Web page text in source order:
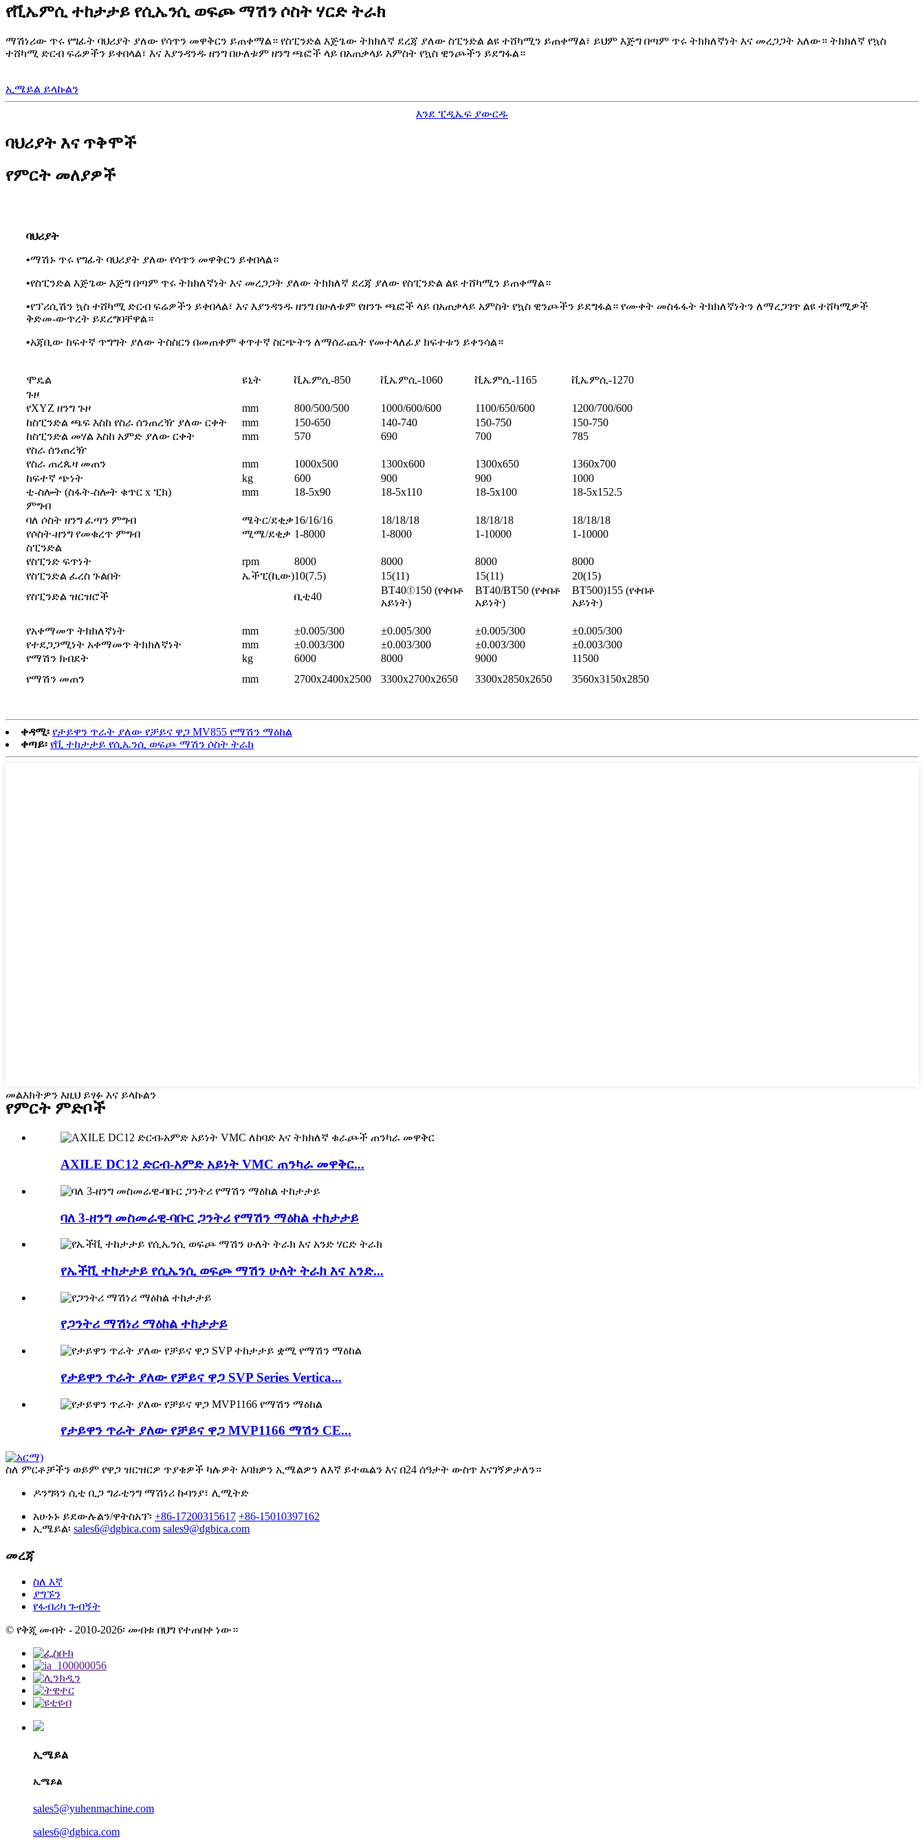
የቪኤምሲ ተከታታይ የሲኤንሲ ወፍጮ ማሽን ሶስት ሃርድ ትራክ
ማሽነሪው ጥሩ የግፊት ባህሪያት ያለው የሳጥን መዋቅርን ይጠቀማል። የስፒንድል እጅጌው ትክክለኛ ደረጃ ያለው ስፒንድል ልዩ ተሸካሚን ይጠቀማል፣ ይህም እጅግ በጣም ጥሩ ትክክለኛነት እና መረጋጋት አለው። ትክክለኛ የኳስ
ተሸካሚ ድርብ ፍሬዎችን ይቀበላል፣ እና እያንዳንዱ ዘንግ በሁለቱም ዘንግ ጫፎች ላይ በአጠቃላይ አምስት የኳስ ዊንጮችን ይደግፋል።
ኢሜይል ይላኩልን
እንደ ፒዲኤፍ ያውርዱ
ባህሪያት እና ጥቅሞች
የምርት መለያዎች
ባህሪያት
•ማሽኑ ጥሩ የግፊት ባህሪያት ያለው የሳጥን መዋቅርን ይቀበላል።
•የስፒንድል እጅጌው እጅግ በጣም ጥሩ ትክክለኛነት እና መረጋጋት ያለው ትክክለኛ ደረጃ ያለው የስፒንድል ልዩ ተሸካሚን ይጠቀማል።
•የፕሪሲሽን ኳስ ተሸካሚ ድርብ ፍሬዎችን ይቀበላል፣ እና እያንዳንዱ ዘንግ በሁለቱም የዘንጉ ጫፎች ላይ በአጠቃላይ አምስት የኳስ ዊንጮችን ይደግፋል። የሙቀት መስፋፋት ትክክለኛነትን ለማረጋገጥ ልዩ ተሸካሚዎች
ቅድመ-ውጥረት ይደረግባቸዋል።
•አጃቢው ከፍተኛ ጥግግት ያለው ትስስርን በመጠቀም ቀጥተኛ ስርጭትን ለማሰራጨት የመተላለፊያ ክፍተቱን ይቀንሳል።
ሞዴል ዩኒት ቪኤምሲ-850 ቪኤምሲ-1060 ቪኤምሲ-1165
ቪኤምሲ-1270
ጉዞ
የXYZ ዘንግ ጉዞ
mm 800/500/500 1000/600/600 1100/650/600
1200/700/600
ከስፒንድል ጫፍ እስከ የስራ ሰንጠረዥ ያለው ርቀት
mm 150-650 140-740 150-750
150-750
ከስፒንድል መሃል እስከ አምድ ያለው ርቀት
mm 570 690 700
785
የስራ ሰንጠረዥ
የስራ ጠረጴዛ መጠን
mm 1000x500 1300x600 1300x650
1360x700
ከፍተኛ ጭነት
kg 600 900 900
1000
ቲ-ስሎት (ስፋት-ስሎት ቁጥር x ፒክ)
mm 18-5x90 18-5x110 18-5x100
18-5x152.5
ምግብ
ባለ ሶስት ዘንግ ፈጣን ምግብ
ሜትር/ደቂቃ16/16/16 18/18/18 18/18/18
18/18/18
የሶስት-ዘንግ የመቁረጥ ምግብ
ሚሜ/ደቂቃ 1-8000 1-8000 1-10000
1-10000
ስፒንድል
የስፒንድ ፍጥነት
rpm 8000 8000 8000
8000
የስፒንድል ፈረስ ጉልበት
ኤችፒ(ኪው)10(7.5) 15(11) 15(11)
20(15)
የስፒንድል ዝርዝሮች
ቢቲ40
BT40①150 (የቀበቶ
አይነት)
BT40/BT50 (የቀበቶ
አይነት)
BT500)155 (የቀበቶ
አይነት)
የአቀማመጥ ትክክለኛነት mm ±0.005/300 ±0.005/300 ±0.005/300
±0.005/300
የተደጋጋሚነት አቀማመጥ ትክክለኛነት
mm ±0.003/300 ±0.003/300 ±0.003/300
±0.003/300
የማሽን ክብደት
kg 6000 8000 9000
11500
የማሽን መጠን
mm 2700x2400x2500 3300x2700x2650 3300x2850x2650 3560x3150x2850
ቀዳሚ፡ የታይዋን ጥራት ያለው የቻይና ዋጋ MV855 የማሽን ማዕከል
ቀጣይ፡ የቪ ተከታታይ የሲኤንሲ ወፍጮ ማሽን ሶስት ትራክ
መልእክትዎን እዚህ ይፃፉ እና ይላኩልን
የምርት ምድቦች
AXILE DC12 ድርብ-አምድ አይነት VMC ጠንካራ መዋቅር...
ባለ 3-ዘንግ መስመራዊ-ባቡር ጋንትሪ የማሽን ማዕከል ተከታታይ
የኤችቪ ተከታታይ የሲኤንሲ ወፍጮ ማሽን ሁለት ትራክ እና አንድ...
የጋንትሪ ማሽነሪ ማዕከል ተከታታይ
የታይዋን ጥራት ያለው የቻይና ዋጋ SVP Series Vertica...
የታይዋን ጥራት ያለው የቻይና ዋጋ MVP1166 ማሽን CE...
ስለ ምርቶቻችን ወይም የዋጋ ዝርዝርዎ ጥያቄዎች ካሉዎት እባክዎን ኢሜልዎን ለእኛ ይተዉልን እና በ24 ሰዓታት ውስጥ እናገኝዎታለን።
ዶንግጓን ሲቲ ቢጋ ግራቲንግ ማሽነሪ ኩባንያ፣ ሊሚትድ
አሁኑኑ ይደውሉልን/ዋትስአፕ፡ +86-17200315617 +86-15010397162
ኢሜይል፡ sales6@dgbica.com sales9@dgbica.com
መረጃ
ስለ እኛ
ያግኙን
የፋብሪካ ጉብኝት
© የቅጂ መብት - 2010-2026፡ መብቱ በህግ የተጠበቀ ነው።
ኢሜይል
ኢሜይል
sales5@yuhenmachine.com
sales6@dgbica.com